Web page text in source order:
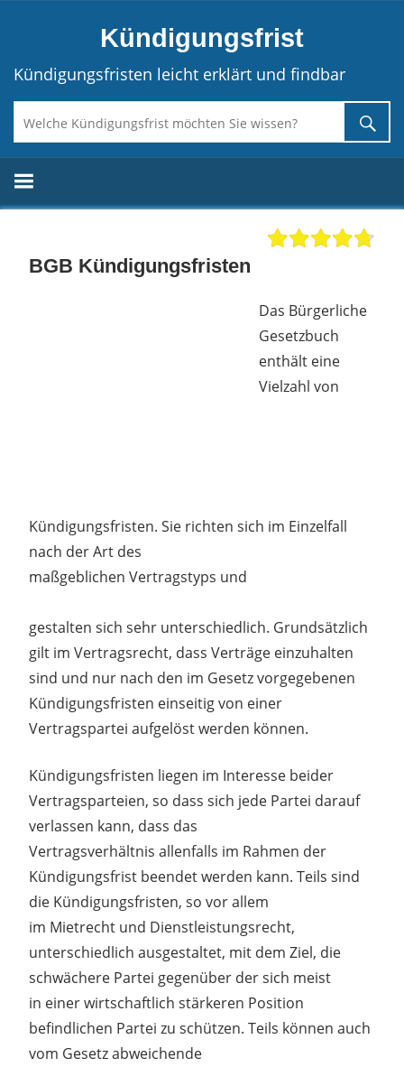
Kündigungsfrist
Kündigungsfristen leicht erklärt und findbar
BGB Kündigungsfristen
Das Bürgerliche
Gesetzbuch
enthält eine
Vielzahl von
Kündigungsfristen. Sie richten sich im Einzelfall
nach der Art des
maßgeblichen Vertragstyps und
gestalten sich sehr unterschiedlich. Grundsätzlich
gilt im Vertragsrecht, dass Verträge einzuhalten
sind und nur nach den im Gesetz vorgegebenen
Kündigungsfristen einseitig von einer
Vertragspartei aufgelöst werden können.
Kündigungsfristen liegen im Interesse beider
Vertragsparteien, so dass sich jede Partei darauf
verlassen kann, dass das
Vertragsverhältnis allenfalls im Rahmen der
Kündigungsfrist beendet werden kann. Teils sind
die Kündigungsfristen, so vor allem
im Mietrecht und Dienstleistungsrecht,
unterschiedlich ausgestaltet, mit dem Ziel, die
schwächere Partei gegenüber der sich meist
in einer wirtschaftlich stärkeren Position
befindlichen Partei zu schützen. Teils können auch
vom Gesetz abweichende